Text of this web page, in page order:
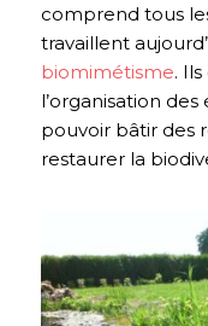
comprend tous
travaillent
biomimétisme.
l’organisation
pouvoir bâtir des
restaurer la